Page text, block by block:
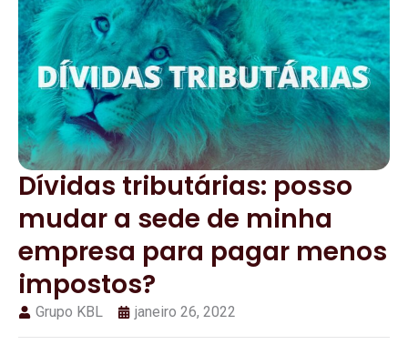
Dívidas tributárias: posso
mudar a sede de minha
empresa para pagar menos
impostos?
Grupo KBL janeiro 26, 2022